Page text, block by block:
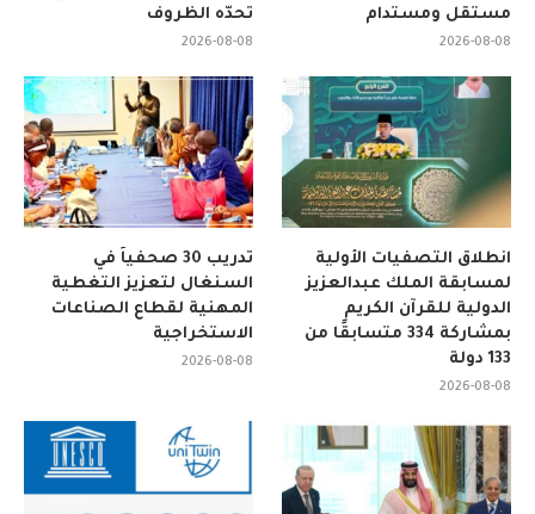
تحدّه الظروف
2026-08-08
مستقل ومستدام
2026-08-08
تدريب 30 صحفياً في
السنغال لتعزيز التغطية
المهنية لقطاع الصناعات
الاستخراجية
2026-08-08
انطلاق التصفيات الأولية
لمسابقة الملك عبدالعزيز
الدولية للقرآن الكريم
بمشاركة 334 متسابقًا من
133 دولة
2026-08-08